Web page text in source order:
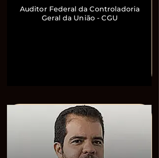
Auditor Federal da Controladoria
Geral da União - CGU